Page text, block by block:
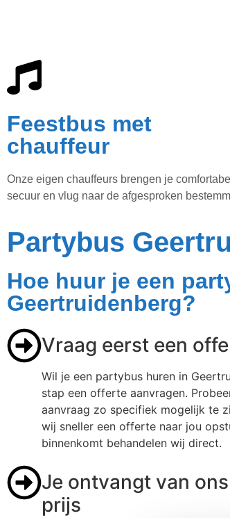
Feestbus met
chauffeur
Onze eigen chauffeurs brengen je
secuur en vlug naar de afgesproken
Partybus
Hoe huur je een
Geertruidenberg?
Vraag eerst een
Wil je een partybus huren in
stap een offerte aanvragen.
aanvraag zo specifiek mogelijk te
wij sneller een offerte naar jou
binnenkomt behandelen wij direct.
Je ontvangt van
prijs